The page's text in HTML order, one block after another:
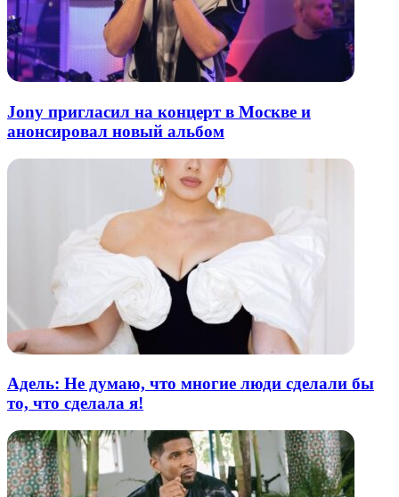
Jony пригласил на концерт в Москве и
анонсировал новый альбом
Адель: Не думаю, что многие люди сделали бы
то, что сделала я!